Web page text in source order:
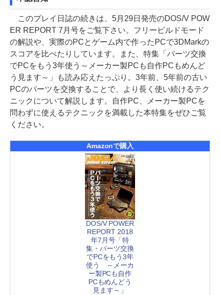
このプレイ日誌の続きは、5月29日発売のDOS/V POW
ER REPORT 7月号をご覧下さい。フリービルドモード
の解説や、実際のPCとゲーム内で作ったPCで3DMarkの
スコアを比べたりしています。また、特集「パーツ交換
でPCをもう3年使う～メーカー製PCも自作PCもめんど
う見ます～」も読み応えたっぷり。3年前、5年前の古い
PCのパーツを交換することで、より長く使い続けるテク
ニックについて解説します。自作PC、メーカー製PCを
問わずに使えるテクニックを満載した本特集をぜひご覧
ください。
Amazonで購入
DOS/V POWER
REPORT 2018
年7月号「特
集・パーツ交換
でPCをもう3年
使う ～メーカ
ー製PCも自作
PCもめんどう
見ます～」